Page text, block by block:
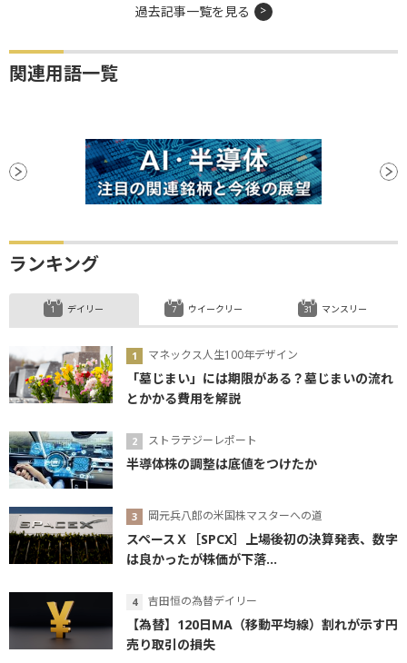
過去記事一覧を見る
関連用語一覧
ランキング
デイリー
マネックス人生100年デザイン
「墓じまい」には期限がある？墓じまいの流れ
とかかる費用を解説
ストラテジーレポート
半導体株の調整は底値をつけたか
岡元兵八郎の米国株マスターへの道
スペースＸ［SPCX］上場後初の決算発表、数字
は良かったが株価が下落...
吉田恒の為替デイリー
【為替】120日MA（移動平均線）割れが示す円
売り取引の損失
ウイークリー マンスリー